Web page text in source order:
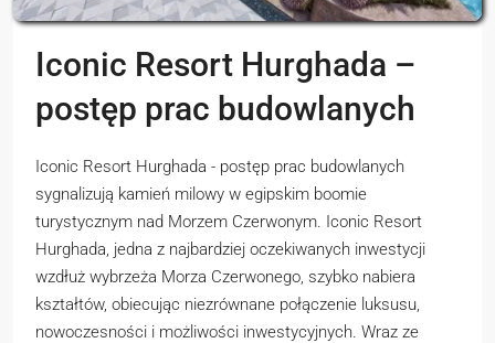
Iconic Resort Hurghada –
postęp prac budowlanych
Iconic Resort Hurghada - postęp prac budowlanych
sygnalizują kamień milowy w egipskim boomie
turystycznym nad Morzem Czerwonym. Iconic Resort
Hurghada, jedna z najbardziej oczekiwanych inwestycji
wzdłuż wybrzeża Morza Czerwonego, szybko nabiera
kształtów, obiecując niezrównane połączenie luksusu,
nowoczesności i możliwości inwestycyjnych. Wraz ze